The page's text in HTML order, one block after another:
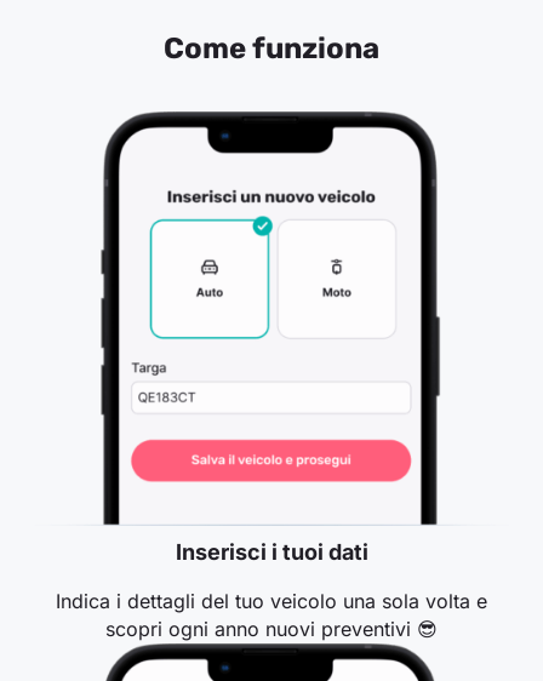
Come funziona
Inserisci i tuoi dati
Indica i dettagli del tuo veicolo una sola volta e
scopri ogni anno nuovi preventivi 😎